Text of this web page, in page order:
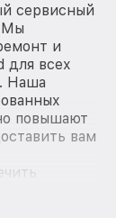
сервисный
Мы
и
для всех
Наша
повышают
вам
для
Leupold, вне